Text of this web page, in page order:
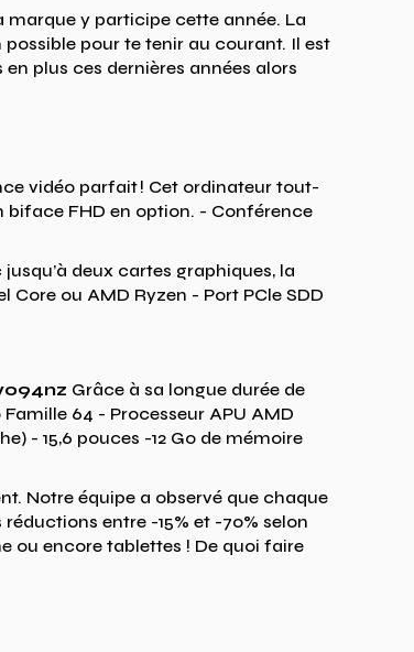
marque y participe cette année. La
pour te tenir au courant. Il est
plus ces dernières années alors
vidéo parfait ! Cet ordinateur tout-
biface FHD en option. - Conférence
deux cartes graphiques, la
ou AMD Ryzen - Port PCle SDD
Grâce à sa longue durée de
64 - Processeur APU AMD
- 15,6 pouces -12 Go de mémoire
Notre équipe a observé que chaque
entre -15% et -70% selon
ou encore tablettes ! De quoi faire